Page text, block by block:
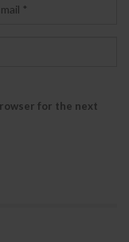
for the next